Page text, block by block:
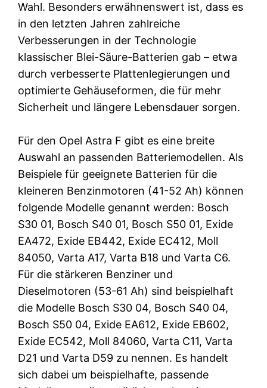
Wahl. Besonders erwähnenswert ist, dass es
in den letzten Jahren zahlreiche
Verbesserungen in der Technologie
klassischer Blei-Säure-Batterien gab – etwa
durch verbesserte Plattenlegierungen und
optimierte Gehäuseformen, die für mehr
Sicherheit und längere Lebensdauer sorgen.
Für den Opel Astra F gibt es eine breite
Auswahl an passenden Batteriemodellen. Als
Beispiele für geeignete Batterien für die
kleineren Benzinmotoren (41-52 Ah) können
folgende Modelle genannt werden: Bosch
S30 01, Bosch S40 01, Bosch S50 01, Exide
EA472, Exide EB442, Exide EC412, Moll
84050, Varta A17, Varta B18 und Varta C6.
Für die stärkeren Benziner und
Dieselmotoren (53-61 Ah) sind beispielhaft
die Modelle Bosch S30 04, Bosch S40 04,
Bosch S50 04, Exide EA612, Exide EB602,
Exide EC542, Moll 84060, Varta C11, Varta
D21 und Varta D59 zu nennen. Es handelt
sich dabei um beispielhafte, passende